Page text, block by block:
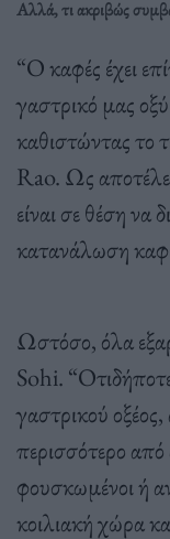
Αλλά, τι ακριβώς
“Ο καφές έχει
γαστρικό μας
καθιστώντας το
Rao. Ως
είναι σε θέση να
κατανάλωση
Ωστόσο, όλα
Sohi.
γαστρικού
περισσότερο
φουσκωμένοι ή
κοιλιακή χώρα